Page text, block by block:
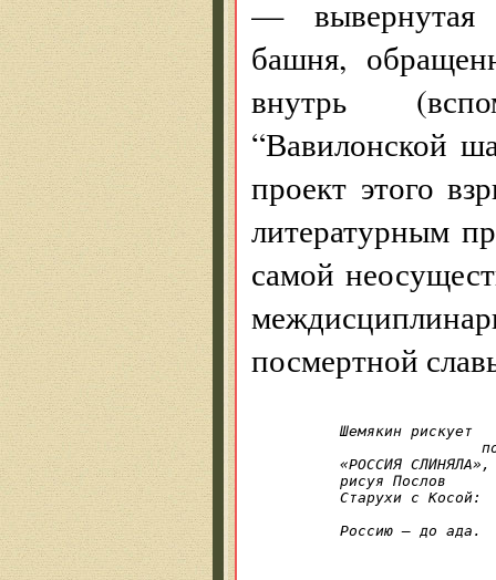
— вывернутая
башня,
внутрь
“Вавилонской
проект этого
литературным
самой
посмертной
Шемякин рискует
«РОССИЯ
рисуя Послов
Старухи с Косой:
Россию — до ада.